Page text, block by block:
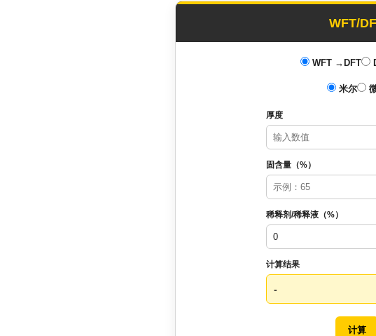
WFT/
WFT →DFT
米尔
厚度
固含量（%）
稀释剂/稀释液（%）
计算结果
-
计算